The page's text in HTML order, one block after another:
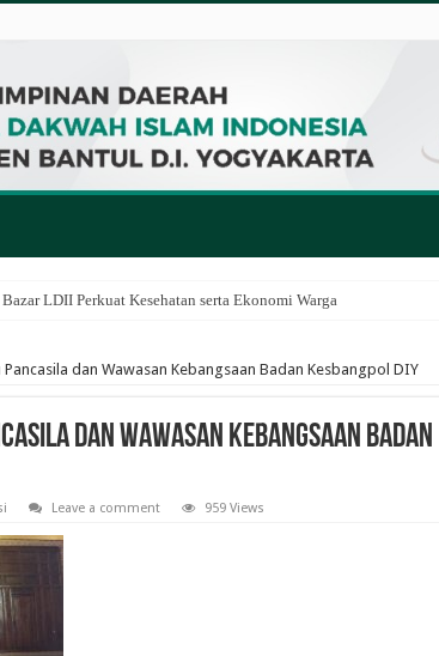
LDII Perkuat Kesehatan serta Ekonomi Warga
dan Wawasan Kebangsaan Badan Kesbangpol DIY
dan Wawasan Kebangsaan Badan
Leave a comment 959 Views